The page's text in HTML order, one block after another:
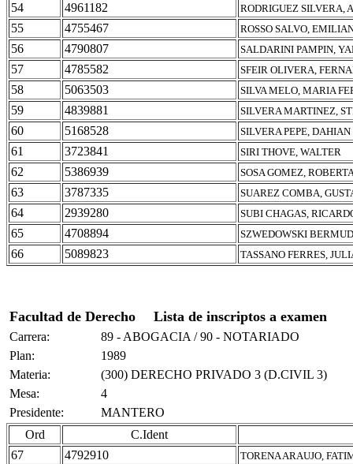
54 4961182 RODRIGUEZ SILVERA,
55 4755467 ROSSO SALVO,
56 4790807 SALDARINI PAMPIN,
57 4785582 SFEIR OLIVERA,
58 5063503 SILVA MELO, MARIA
59 4839881 SILVERA MARTINEZ,
60 5168528 SILVERA PEPE, DAHIAN
61 3723841 SIRI THOVE, WALTER
62 5386939 SOSA GOMEZ,
63 3787335 SUAREZ COMBA,
64 2939280 SUBI CHAGAS,
65 4708894 SZWEDOWSKI
66 5089823 TASSANO FERRES,
Facultad de Derecho Lista de inscriptos a examen
Carrera:
89 - ABOGACIA / 90 - NOTARIADO
Plan:
1989
Materia:
(300) DERECHO PRIVADO 3 (D.CIVIL 3)
Mesa:
4
Presidente:
MANTERO
Ord
C.Ident
67
4792910 TORENA ARAUJO,